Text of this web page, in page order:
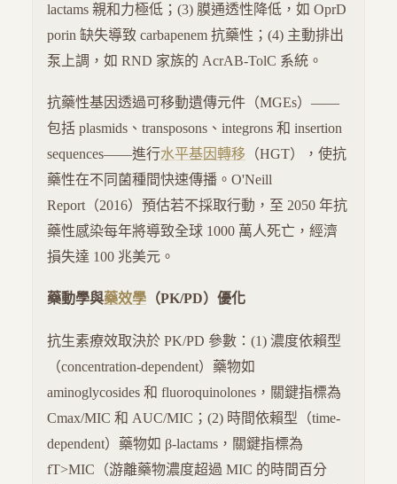
lactams 親和力極低；(3) 膜通透性降低，如 OprD
porin 缺失導致 carbapenem 抗藥性；(4) 主動排出
泵上調，如 RND 家族的 AcrAB-TolC 系統。
抗藥性基因透過可移動遺傳元件（MGEs）——
包括 plasmids、transposons、integrons 和 insertion
sequences——進行水平基因轉移 （HGT），使抗
藥性在不同菌種間快速傳播。O'Neill
Report（2016）預估若不採取行動，至 2050 年抗
藥性感染每年將導致全球 1000 萬人死亡，經濟
損失達 100 兆美元。
藥動學與藥效學 （PK/PD）優化
抗生素療效取決於 PK/PD 參數：(1) 濃度依賴型
（concentration-dependent）藥物如
aminoglycosides 和 fluoroquinolones，關鍵指標為
Cmax/MIC 和 AUC/MIC；(2) 時間依賴型（time-
dependent）藥物如 β-lactams，關鍵指標為
fT>MIC（游離藥物濃度超過 MIC 的時間百分